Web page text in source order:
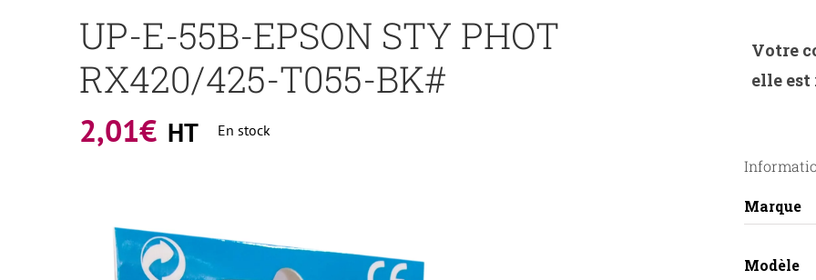
UP-E-55B-EPSON STY PHOT
RX420/425-T055-BK#
2,01€ HT En stock
Votre
elle est
Marque
Modèle